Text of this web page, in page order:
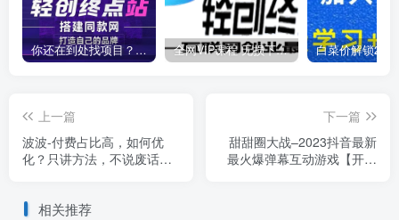
你还在到处找项目？还在当韭菜？我靠卖项目一个月收入5万+，曾经我也是个失败者。 全网VIP课程 无损下载~
上一篇
波波-付费占比高，如何优
化？只讲方法，不说废话，
下一篇
甜甜圈大战–2023抖音最新
最火爆弹幕互动游戏【开播
相关推荐